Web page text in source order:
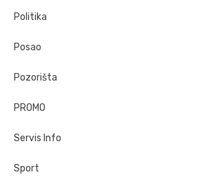
Politika
Posao
Pozorišta
PROMO
Servis Info
Sport